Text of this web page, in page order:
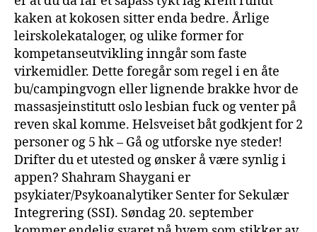
kaken at kokosen sitter enda bedre. Årlige
leirskolekataloger, og ulike former for
kompetanseutvikling inngår som faste
virkemidler. Dette foregår som regel i en åte
bu/campingvogn eller lignende brakke hvor de
massasjeinstitutt oslo lesbian fuck og venter på
reven skal komme. Helsveiset båt godkjent for 2
personer og 5 hk – Gå og utforske nye steder!
Drifter du et utested og ønsker å være synlig i
appen? Shahram Shaygani er
psykiater/Psykoanalytiker Senter for Sekulær
Integrering (SSI). Søndag 20. september